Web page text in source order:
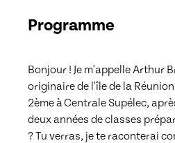
Programme
Bonjour ! Je m'appelle Arthur
originaire de l'île de la
2ème à Centrale Supélec,
deux années de classes
? Tu verras, je te raconterai